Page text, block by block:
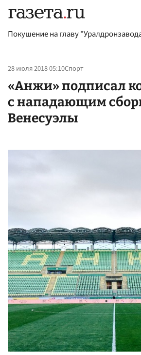
Покушение на главу
28 июля 2018 05:10Спорт
«Анжи» подписал
с нападающим
Венесуэлы